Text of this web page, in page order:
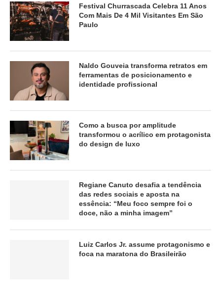
Festival Churrascada Celebra 11 Anos
Com Mais De 4 Mil Visitantes Em São
Paulo
Naldo Gouveia transforma retratos em
ferramentas de posicionamento e
identidade profissional
Como a busca por amplitude
transformou o acrílico em protagonista
do design de luxo
Regiane Canuto desafia a tendência
das redes sociais e aposta na
essência: “Meu foco sempre foi o
doce, não a minha imagem”
Luiz Carlos Jr. assume protagonismo e
foca na maratona do Brasileirão